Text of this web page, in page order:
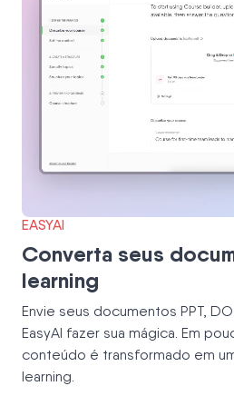
EASYAI
Converta seus
learning
Envie seus documentos PPT,
EasyAI fazer sua mágica. Em
conteúdo é transformado em
learning.